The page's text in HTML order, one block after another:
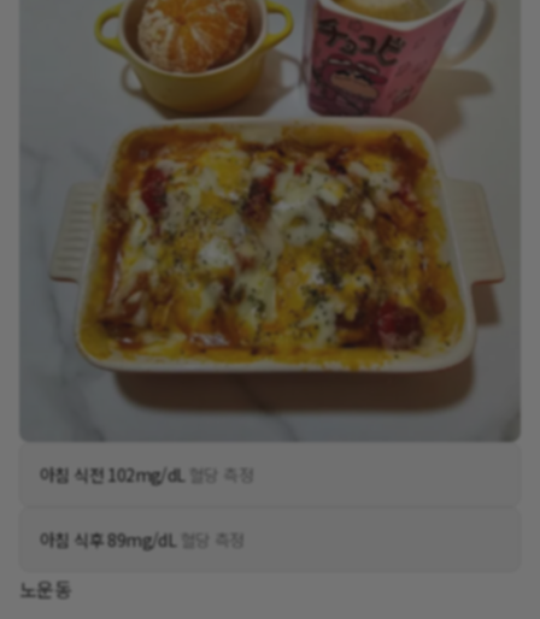
아침 식전 102mg/dL 혈당 측정
아침 식후 89mg/dL 혈당 측정
노운동